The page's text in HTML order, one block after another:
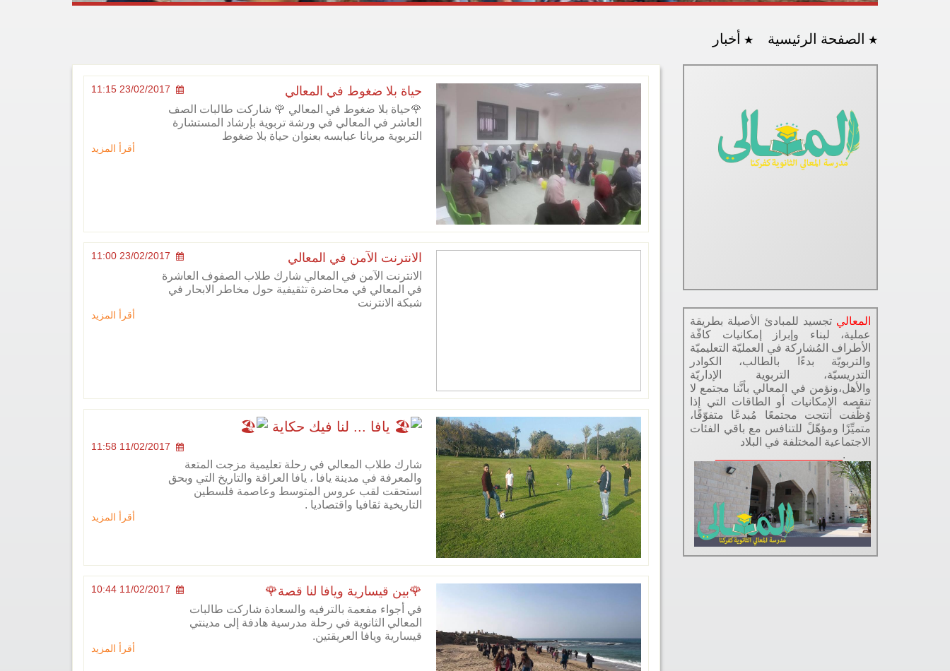
الصفحة الرئيسية أخبار
حياة بلا ضغوط في المعالي 23/02/2017 11:15
🌹حياة بلا ضغوط في المعالي 🌹 شاركت طالبات الصف
العاشر في المعالي في ورشة تربوية بإرشاد المستشارة
التربوية مريانا عبابسه بعنوان حياة بلا ضغوط
أقرأ المزيد
الانترنت الآمن في المعالي 23/02/2017 11:00
الانترنت الآمن في المعالي شارك طلاب الصفوف العاشرة
في المعالي في محاضرة تثقيفية حول مخاطر الابحار في
شبكة الانترنت
أقرأ المزيد
يافا ... لنا فيك حكاية
11/02/2017 11:58
شارك طلاب المعالي في رحلة تعليمية مزجت المتعة
والمعرفة في مدينة يافا ، يافا العراقة والتاريخ التي وبحق
استحقت لقب عروس المتوسط وعاصمة فلسطين
التاريخية ثقافيا واقتصاديا .
أقرأ المزيد
🌹بين قيسارية ويافا لنا قصة🌹
11/02/2017 10:44
في أجواء مفعمة بالترفيه والسعادة شاركت طالبات
المعالي الثانوية في رحلة مدرسية هادفة إلى مدينتي
قيسارية ويافا العريقتين.
أقرأ المزيد
المعالي تجسيد للمبادئ الأصيلة بطريقة
عملية، لبناء وإبراز إمكانيات كافّة
الأطراف المُشاركة في العمليّة التعليميّة
والتربويّة بدءًا بالطالب، الكوادر
التدريسيّة، التربوية الإداريّة
والأهل،ونؤمن في المعالي بأنَّنا مجتمع لا
تنقصه الإمكانيات أو الطاقات التي إذا
وُظَّفت أنتجت مجتمعًا مُبدعًا متفوّقًا،
متميِّزًا ومؤهّلً للتنافس مع باقي الفئات
الاجتماعية المختلفة في البلاد
.